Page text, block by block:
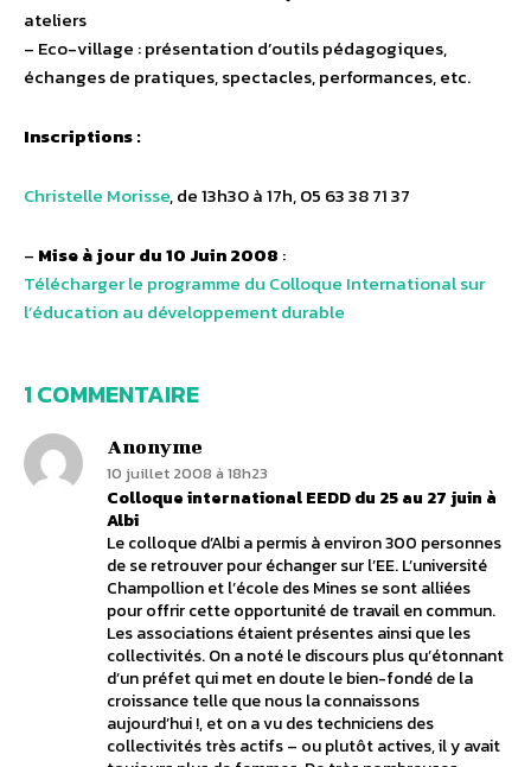
ateliers
– Eco-village : présentation d’outils pédagogiques,
échanges de pratiques, spectacles, performances, etc.
Inscriptions :
Christelle Morisse, de 13h30 à 17h, 05 63 38 71 37
– Mise à jour du 10 Juin 2008 :
Télécharger le programme du Colloque International sur
l’éducation au développement durable
1 COMMENTAIRE
Anonyme
10 juillet 2008 à 18h23
Colloque international EEDD du 25 au 27 juin à
Albi
Le colloque d’Albi a permis à environ 300 personnes
de se retrouver pour échanger sur l’EE. L’université
Champollion et l’école des Mines se sont alliées
pour offrir cette opportunité de travail en commun.
Les associations étaient présentes ainsi que les
collectivités. On a noté le discours plus qu’étonnant
d’un préfet qui met en doute le bien-fondé de la
croissance telle que nous la connaissons
aujourd’hui !, et on a vu des techniciens des
collectivités très actifs – ou plutôt actives, il y avait